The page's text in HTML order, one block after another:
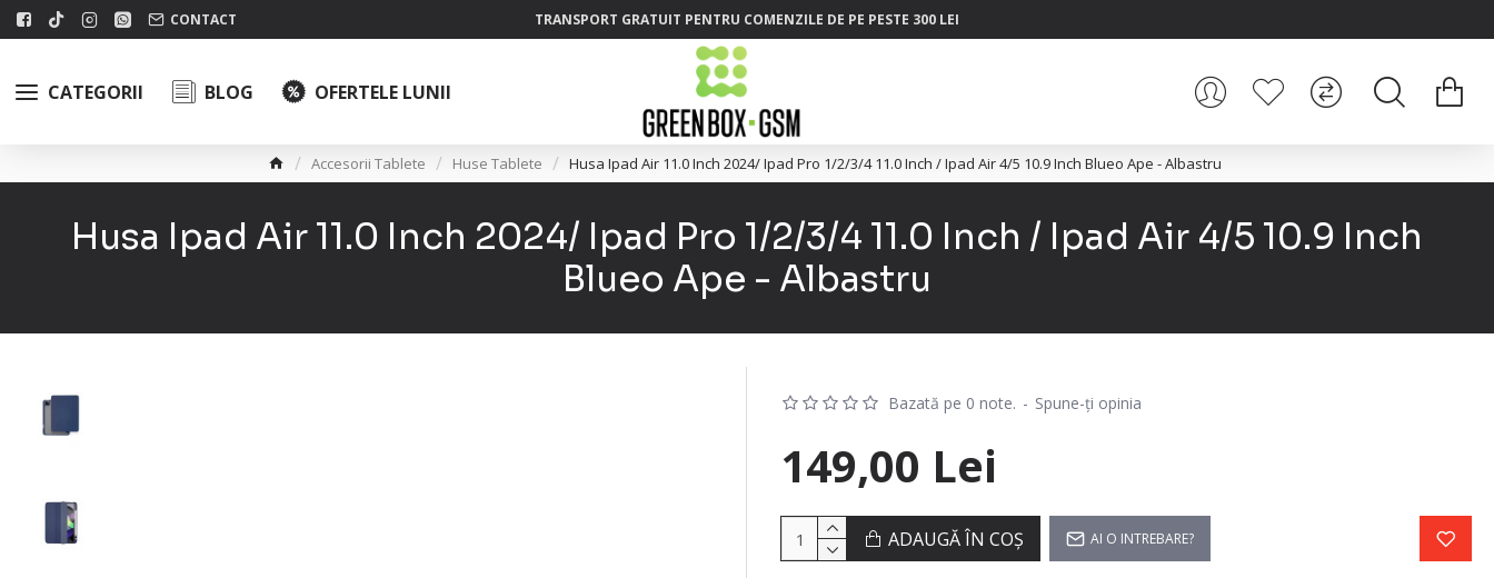
CONTACT TRANSPORT GRATUIT PENTRU COMENZILE DE PE PESTE 300 LEI
CATEGORII BLOG OFERTELE LUNII
Accesorii Tablete Huse Tablete Husa Ipad Air 11.0 Inch 2024/ Ipad Pro 1/2/3/4 11.0 Inch / Ipad Air 4/5 10.9 Inch Blueo Ape - Albastru
Husa Ipad Air 11.0 Inch 2024/ Ipad Pro 1/2/3/4 11.0 Inch / Ipad Air 4/5 10.9 Inch
Blueo Ape - Albastru
Bazată pe 0 note. - Spune-ţi opinia
149,00 Lei
ADAUGĂ ÎN COŞ AI O INTREBARE?